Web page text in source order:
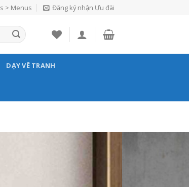
> Menus Đăng ký nhận Ưu đãi
DẠY VẼ TRANH